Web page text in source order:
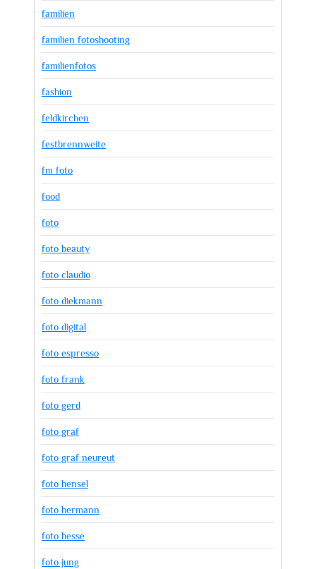
familien
familien fotoshooting
familienfotos
fashion
feldkirchen
festbrennweite
fm foto
food
foto
foto beauty
foto claudio
foto diekmann
foto digital
foto espresso
foto frank
foto gerd
foto graf
foto graf neureut
foto hensel
foto hermann
foto hesse
foto jung